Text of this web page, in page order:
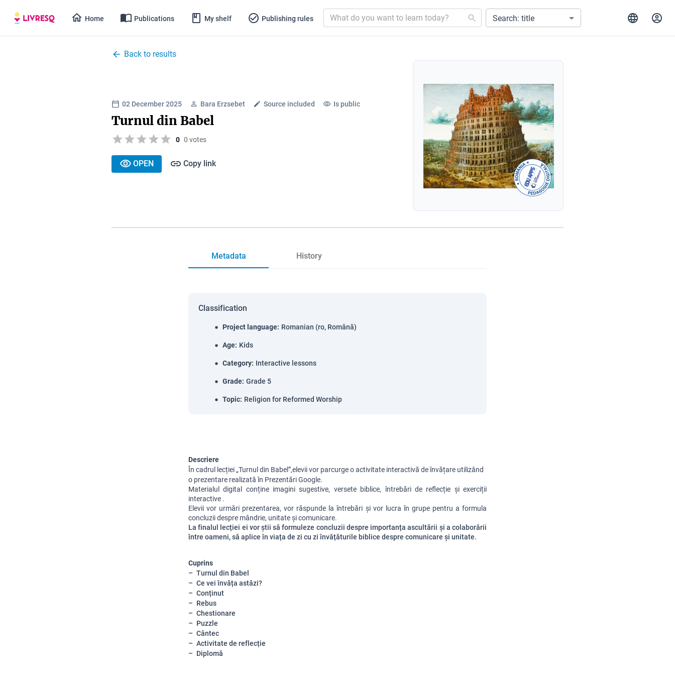
Home Publications My shelf Publishing rules Search: title
Back to results
02 December 2025 Bara Erzsebet Source included Is public
Turnul din Babel
0 0 votes
OPEN Copy link
Metadata History
Classification
Project language: Romanian (ro, Română)
Age: Kids
Category: Interactive lessons
Grade: Grade 5
Topic: Religion for Reformed Worship
Descriere
În cadrul lecției „Turnul din Babel”,elevii vor parcurge o activitate interactivă de învățare utilizând
o prezentare realizată în Prezentări Google.
Materialul digital conține imagini sugestive, versete biblice, întrebări de reflecție și exerciții
interactive .
Elevii vor urmări prezentarea, vor răspunde la întrebări și vor lucra în grupe pentru a formula
concluzii despre mândrie, unitate și comunicare.
La finalul lecției ei vor știi să formuleze concluzii despre importanța ascultării și a colaborării
între oameni, să aplice în viața de zi cu zi învățăturile biblice despre comunicare și unitate.
Cuprins
Turnul din Babel
Ce vei învăța astăzi?
Conținut
Rebus
Chestionare
Puzzle
Cântec
Activitate de reflecție
Diplomă